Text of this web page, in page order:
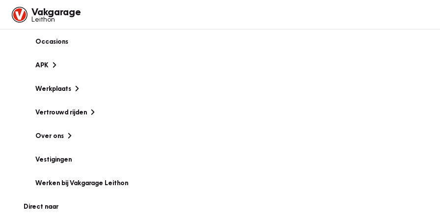
Vakgarage
Leithon
Occasions
APK
Werkplaats
Vertrouwd rijden
Over ons
Vestigingen
Werken bij Vakgarage Leithon
Direct naar